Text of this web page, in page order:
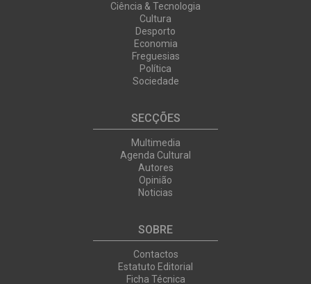
Ciência & Tecnologia
Cultura
Desporto
Economia
Freguesias
Política
Sociedade
SECÇÕES
Multimedia
Agenda Cultural
Autores
Opinião
Noticias
SOBRE
Contactos
Estatuto Editorial
Ficha Técnica